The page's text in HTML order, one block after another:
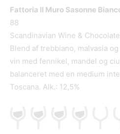
Fattoria Il Muro Sasonne
88
Scandinavian Wine &
Blend af trebbiano, malvasia
vin med fennikel, mandel og
balanceret med en medium
Toscana. Alk.: 12,5%